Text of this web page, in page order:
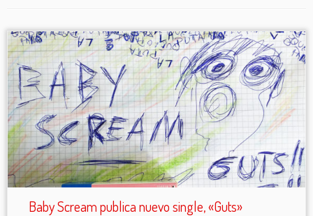
Baby Scream publica nuevo single, «Guts»